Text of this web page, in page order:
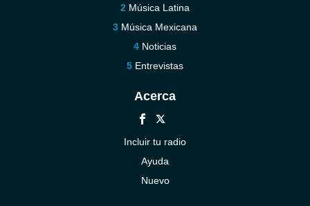
Música Latina
Música Mexicana
Noticias
Entrevistas
Acerca
Incluir tu radio
Ayuda
Nuevo